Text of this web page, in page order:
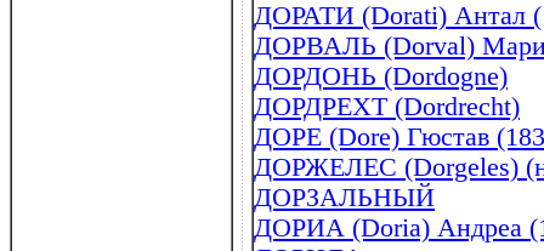
ДОРАТИ (Dorati) Антал
ДОРВАЛЬ (Dorval) Мари
ДОРДОНЬ (Dordogne)
ДОРДРЕХТ (Dordrecht)
ДОРЕ (Dore) Гюстав
ДОРЖЕЛЕС (Dorgeles)
ДОРЗАЛЬНЫЙ
ДОРИА (Doria) Андреа